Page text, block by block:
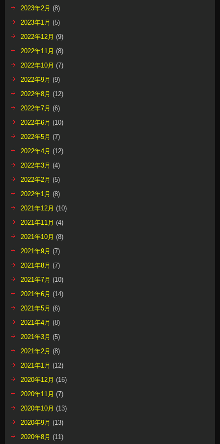
2023年2月 (8)
2023年1月 (5)
2022年12月 (9)
2022年11月 (8)
2022年10月 (7)
2022年9月 (9)
2022年8月 (12)
2022年7月 (6)
2022年6月 (10)
2022年5月 (7)
2022年4月 (12)
2022年3月 (4)
2022年2月 (5)
2022年1月 (8)
2021年12月 (10)
2021年11月 (4)
2021年10月 (8)
2021年9月 (7)
2021年8月 (7)
2021年7月 (10)
2021年6月 (14)
2021年5月 (6)
2021年4月 (8)
2021年3月 (5)
2021年2月 (8)
2021年1月 (12)
2020年12月 (16)
2020年11月 (7)
2020年10月 (13)
2020年9月 (13)
2020年8月 (11)